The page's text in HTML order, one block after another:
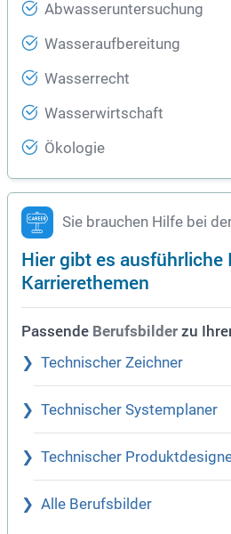
Abwasseruntersuchung
Wasseraufbereitung
Wasserrecht
Wasserwirtschaft
Ökologie
Sie brauchen Hilfe bei
Hier gibt es ausführliche
Karrierethemen
Passende Berufsbilder zu
Technischer Zeichner
Technischer Systemplaner
Technischer
Alle Berufsbilder